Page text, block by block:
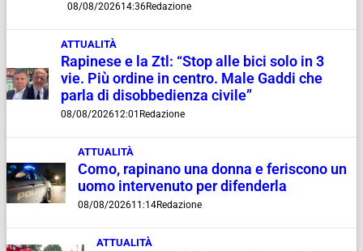
08/08/202614:36Redazione
ATTUALITÀ
Rapinese e la Ztl: “Stop alle bici solo in 3
vie. Più ordine in centro. Male Gaddi che
parla di disobbedienza civile”
08/08/202612:01 Redazione
ATTUALITÀ
Como, rapinano una donna e feriscono un
uomo intervenuto per difenderla
08/08/202611:14Redazione
ATTUALITÀ